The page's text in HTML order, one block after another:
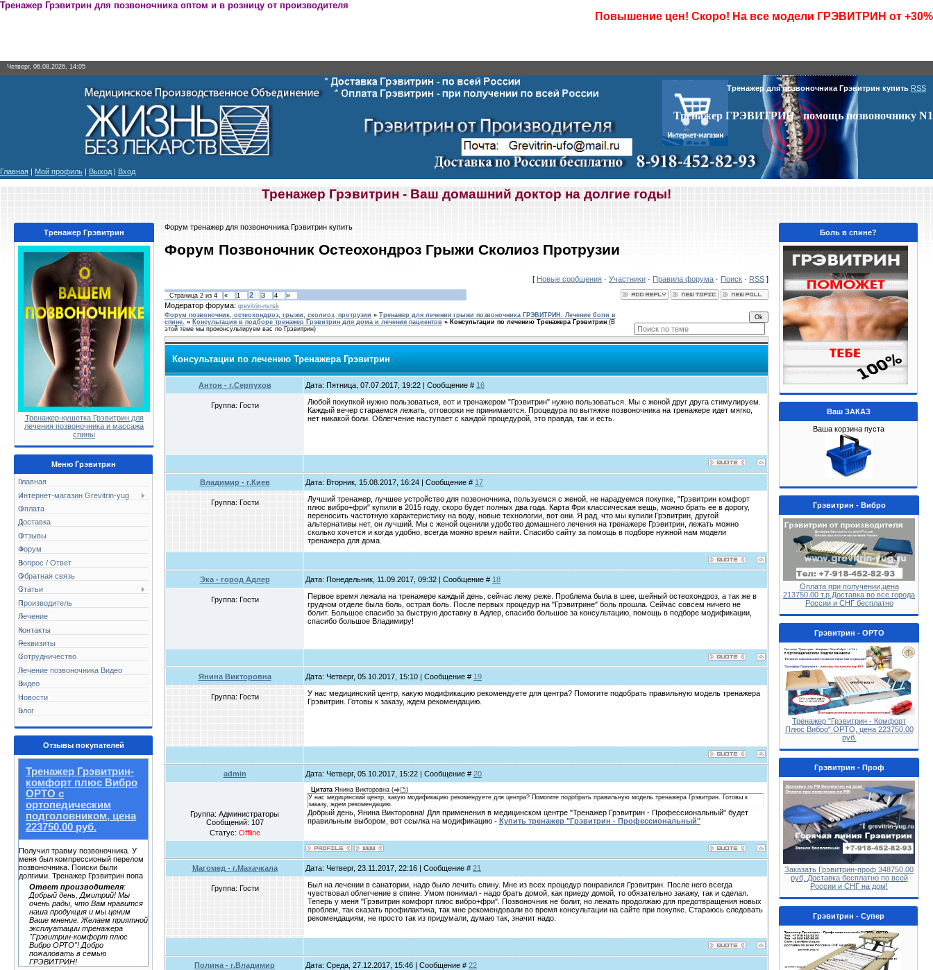
Тренажер Грэвитрин для позвоночника оптом и в розницу от производителя
Повышение цен! Скоро! На все модели ГРЭВИТРИН от +30%
Четверг, 06.08.2026, 14:05
Тренажер для позвоночника Грэвитрин купить RSS
Тренажер ГРЭВИТРИН - помощь позвоночнику N1
Главная | Мой профиль | Выход | Вход
Тренажер Грэвитрин - Ваш домашний доктор на долгие годы!
Тренажер Грэвитрин
Тренажер-кушетка Грэвитрин для
лечения позвоночника и массажа
спины
Меню Грэвитрин
Главная
Интернет-магазин Grevitrin-yug
Оплата
Доставка
Отзывы
Форум
Вопрос / Ответ
Обратная связь
Статьи
Производитель
Лечение
Контакты
Реквизиты
Сотрудничество
Лечение позвоночника Видео
Видео
Новости
Блог
Отзывы покупателей
Тренажер Грэвитрин-
комфорт плюс Вибро
ОРТО с
ортопедическим
подголовником, цена
223750.00 руб.
Получил травму позвоночника. У
меня был компрессионый перелом
позвоночника. Поиски были
долгими. Тренажер Грэвитрин попа
Ответ производителя:
Добрый день, Дмитрий! Мы
очень рады, что Вам нравится
наша продукция и мы ценим
Ваше мнение. Желаем приятной
эксплуатации тренажера
"Грэвитрин-комфорт плюс
Вибро ОРТО"! Добро
пожаловать в семью
ГРЭВИТРИН!
Форум тренажер для позвоночника Грэвитрин купить
Форум Позвоночник Остеохондроз Грыжи Сколиоз Протрузии
[ Новые сообщения · Участники · Правила форума · Поиск · RSS ]
Страница 2 из 4 « 1 2 3 4 »
Модератор форума: grevitrin-nvrsk
Форум позвоночник, остеохондроз, грыжи, сколиоз, протрузии » Тренажер для лечения грыжи позвоночника ГРЭВИТРИН. Лечение боли в
спине. » Консультация в подборе тренажер Грэвитрин для дома и лечения пациентов » Консультации по лечению Тренажера Грэвитрин (В
этой теме мы проконсультируем вас по Грэвитрин)
Консультации по лечению Тренажера Грэвитрин
Антон - г.Серпухов Дата: Пятница, 07.07.2017, 19:22 | Сообщение # 16
Группа: Гости
Любой покупкой нужно пользоваться, вот и тренажером "Грэвитрин" нужно пользоваться. Мы с женой друг друга стимулируем.
Каждый вечер стараемся лежать, отговорки не принимаются. Процедура по вытяжке позвоночника на тренажере идет мягко,
нет никакой боли. Облегчение наступает с каждой процедурой, это правда, так и есть.
Владимир - г.Киев Дата: Вторник, 15.08.2017, 16:24 | Сообщение # 17
Группа: Гости
Лучший тренажер, лучшее устройство для позвоночника, пользуемся с женой, не нарадуемся покупке, "Грэвитрин комфорт
плюс вибро+фри" купили в 2015 году, скоро будет полных два года. Карта Фри классическая вещь, можно брать ее в дорогу,
переносить частотную характеристику на воду, новые технологии, вот они. Я рад, что мы купили Грэвитрин, другой
альтернативы нет, он лучший. Мы с женой оценили удобство домашнего лечения на тренажере Грэвитрин, лежать можно
сколько хочется и когда удобно, всегда можно время найти. Спасибо сайту за помощь в подборе нужной нам модели
тренажера для дома.
Эка - город Адлер Дата: Понедельник, 11.09.2017, 09:32 | Сообщение # 18
Группа: Гости
Первое время лежала на тренажере каждый день, сейчас лежу реже. Проблема была в шее, шейный остеохондроз, а так же в
грудном отделе была боль, острая боль. После первых процедур на "Грэвитрине" боль прошла. Сейчас совсем ничего не
болит. Большое спасибо за быструю доставку в Адлер, спасибо большое за консультацию, помощь в подборе модификации,
спасибо большое Владимиру!
Янина Викторовна Дата: Четверг, 05.10.2017, 15:10 | Сообщение # 19
Группа: Гости
У нас медицинский центр, какую модификацию рекомендуете для центра? Помогите подобрать правильную модель тренажера
Грэвитрин. Готовы к заказу, ждем рекомендацию.
admin Дата: Четверг, 05.10.2017, 15:22 | Сообщение # 20
Группа: Администраторы
Сообщений: 107
Статус: Offline
Цитата Янина Викторовна (
)
У нас медицинский центр, какую модификацию рекомендуете для центра? Помогите подобрать правильную модель тренажера Грэвитрин. Готовы к
заказу, ждем рекомендацию.
Добрый день, Янина Викторовна! Для применения в медицинском центре "Тренажер Грэвитрин - Профессиональный" будет
правильным выбором, вот ссылка на модификацию - Купить тренажер "Грэвитрин - Профессиональный"
Магомед - г.Махачкала Дата: Четверг, 23.11.2017, 22:16 | Сообщение # 21
Группа: Гости
Был на лечении в санатории, надо было лечить спину. Мне из всех процедур понравился Грэвитрин. После него всегда
чувствовал облегчение в спине. Умом понимал - надо брать домой, как приеду домой, то обязательно закажу, так и сделал.
Теперь у меня "Грэвитрин комфорт плюс вибро+фри". Позвоночник не болит, но лежать продолжаю для предотвращения новых
проблем, так сказать профилактика, так мне рекомендовали во время консультации на сайте при покупке. Стараюсь следовать
рекомендациям, не просто так из придумали, думаю так, значит надо.
Полина - г.Владимир Дата: Среда, 27.12.2017, 15:46 | Сообщение # 22
Боль в спине?
Ваш ЗАКАЗ
Ваша корзина пуста
Грэвитрин - Вибро
Оплата при получении,цена
213750.00 т.р.Доставка во все города
России и СНГ бесплатно
Грэвитрин - ОРТО
Тренажер "Грэвитрин - Комфорт
Плюс Вибро" ОРТО, цена 223750.00
руб.
Грэвитрин - Проф
Заказать Грэвитрин-проф 348750.00
руб, Доставка бесплатно по всей
России и СНГ на дом!
Грэвитрин - Супер